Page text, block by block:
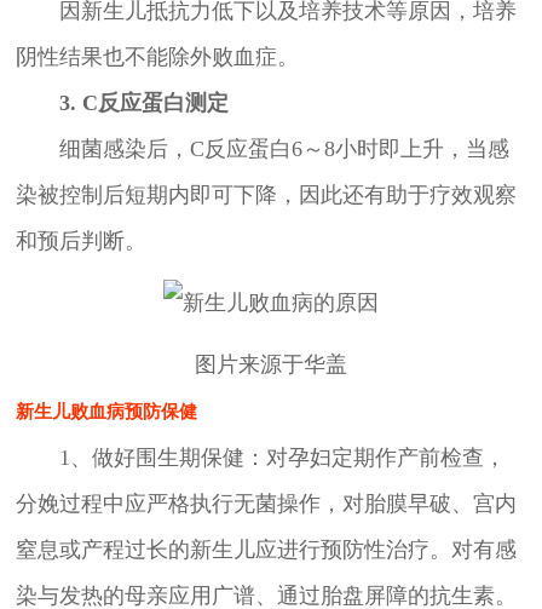
因新生儿抵抗力低下以及培养技术等原因，培养
阴性结果也不能除外败血症。
3. C反应蛋白测定
细菌感染后，C反应蛋白6～8小时即上升，当感
染被控制后短期内即可下降，因此还有助于疗效观察
和预后判断。
图片来源于华盖
新生儿败血病预防保健
1、做好围生期保健：对孕妇定期作产前检查，
分娩过程中应严格执行无菌操作，对胎膜早破、宫内
窒息或产程过长的新生儿应进行预防性治疗。对有感
染与发热的母亲应用广谱、通过胎盘屏障的抗生素。